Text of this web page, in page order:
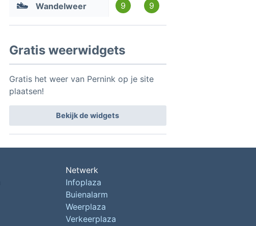
Wandelweer 9 9
Gratis weerwidgets
Gratis het weer van Pernink op je site
plaatsen!
Bekijk de widgets
Netwerk
Infoplaza
Buienalarm
Weerplaza
Verkeerplaza